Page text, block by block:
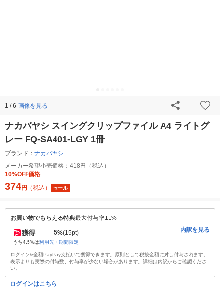
1 / 6 画像を見る
ナカバヤシ スイングクリップファイル A4 ライトグ
レー FQ-SA401-LGY 1冊
ブランド： ナカバヤシ
メーカー希望小売価格： 418円（税込）
10%OFF価格
374円 （税込） セール
お買い物でもらえる特典最大付与率11%
獲得 5%(15pt)
うち4.5%は利用先・期間限定
内訳を見る
ログイン&全額PayPay支払いで獲得できます。原則として税抜金額に対し付与されます。
表示よりも実際の付与数、付与率が少ない場合があります。詳細は内訳からご確認くださ
い。
ログインはこちら